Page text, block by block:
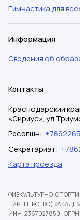
Гимнастика для
Информация
Сведения об
Контакты
Краснодарский
«Сириус»,
Ресепшн:
Секретариат:
Карта проезда
ФИЗКУЛЬТУРНО-
ПАРТНЕРСТВО)
ИНН: 2367027850 |